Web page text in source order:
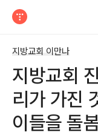
지방교회 이만나
지방교회
리가 가진
이들을 돌